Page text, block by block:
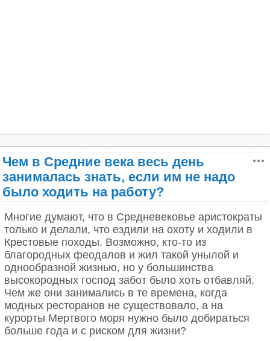
лазают кошки и никогда не бывают за это
покараны.
Чем в Средние века весь день
занималась знать, если им не надо
было ходить на работу?
Многие думают, что в Средневековье аристократы
только и делали, что ездили на охоту и ходили в
Крестовые походы. Возможно, кто-то из
благородных феодалов и жил такой унылой и
однообразной жизнью, но у большинства
высокородных господ забот было хоть отбавляй.
Чем же они занимались в те времена, когда
модных ресторанов не существовало, а на
курорты Мертвого моря нужно было добираться
больше года и с риском для жизни?